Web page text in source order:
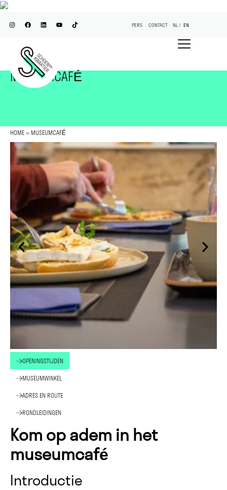
PERS CONTACT NL EN
MUSEUMCAFÉ
HOME » MUSEUMCAFÉ
OPENINGSTIJDEN
MUSEUMWINKEL
ADRES EN ROUTE
RONDLEIDINGEN
Kom op adem in het
museumcafé
Introductie